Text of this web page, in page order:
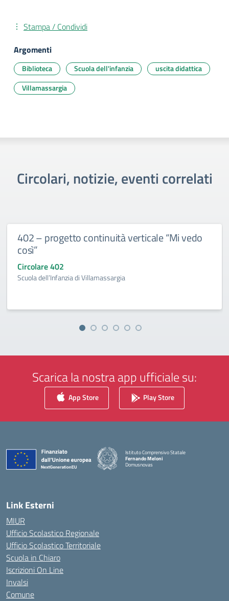
Stampa / Condividi
Argomenti
Biblioteca Scuola dell'infanzia
uscita didattica
Villamassargia
Circolari, notizie, eventi correlati
402 – progetto continuità verticale “Mi vedo
così”
Circolare 402
Scuola dell’Infanzia di Villamassargia
Scarica la nostra app ufficiale su:
App Store Play Store
Istituto Comprensivo Statale
Fernando Meloni
Domusnovas
Link Esterni
MIUR
Ufficio Scolastico Regionale
Ufficio Scolastico Territoriale
Scuola in Chiaro
Iscrizioni On Line
Invalsi
Comune